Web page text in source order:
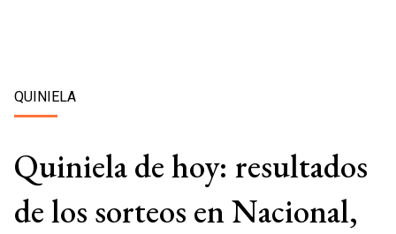
QUINIELA
Quiniela de hoy: resultados
de los sorteos en Nacional,